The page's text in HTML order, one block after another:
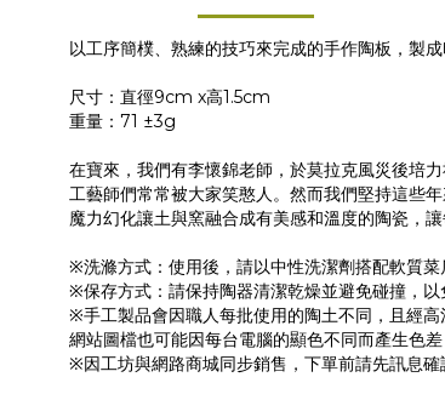
以工序簡樸、熟練的技巧來完成的手作陶板，製
尺寸：直徑9cm x高1.5cm
重量：71 ±3g
在寶來，我們有李懷錦老師，於莫拉克風災後培
工藝師們常常被大家笑憨人。然而我們堅持這些
魔力幻化讓土與窯融合成有美感和溫度的陶瓷，
※洗滌方式：使用後，請以中性洗潔劑搭配軟質菜
※保存方式：請保持陶器清潔乾燥並避免碰撞，以
※手工製品會因職人每批使用的陶土不同，且經
網站圖檔也可能因每台電腦的顯色不同而產生色差
※因工坊與網路商城同步銷售，下單前請先訊息確